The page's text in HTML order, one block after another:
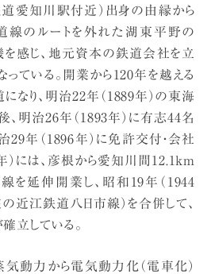
愛知川駅付近）出身の由縁から
線のルートを外れた湖東平野の
感じ、地元資本の鉄道会社を立
ている。開業から120年を越える
なり、明治22年（1889年）の東海
明治26年（1893年）に有志44名
29年（1896年）に免許交付・会社
）には、彦根から愛知川間12.1km
を延伸開業し、昭和19年（1944
近江鉄道八日市線）を合併して、
立している。
気動力から電気動力化（電車化）